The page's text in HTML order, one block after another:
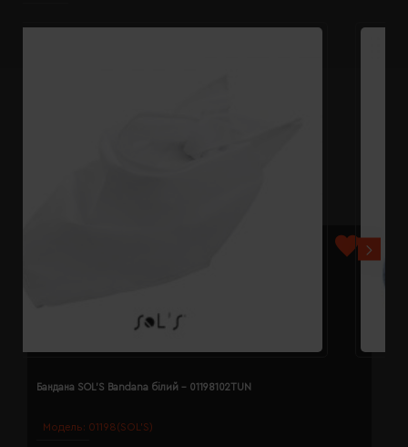
Модель: 01198(SOL’S)
Бандана SOL'S Bandana білий - 01198102TUN